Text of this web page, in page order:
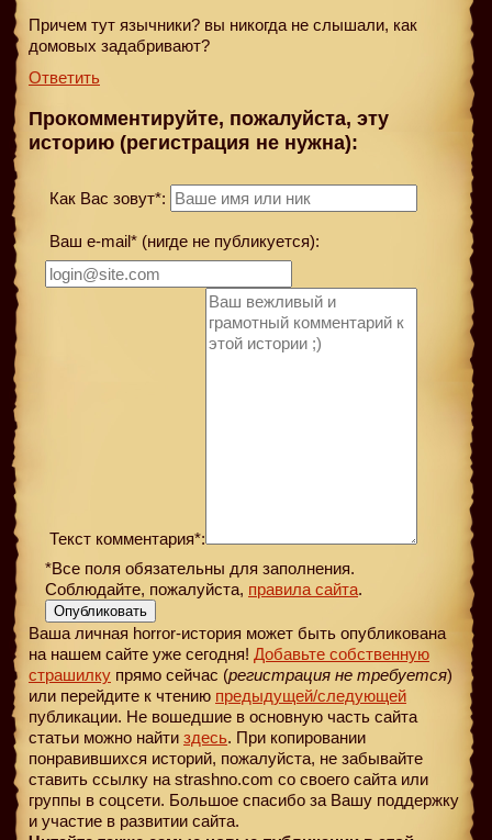
Причем тут язычники? вы никогда не слышали, как
домовых задабривают?
Ответить
Прокомментируйте, пожалуйста, эту
историю (регистрация не нужна):
Как Вас зовут*:
Ваш e-mail* (нигде не публикуется):
Текст комментария*:
*Все поля обязательны для заполнения.
Соблюдайте, пожалуйста, правила сайта.
Опубликовать
Ваша личная horror-история может быть опубликована
на нашем сайте уже сегодня! Добавьте собственную
страшилку прямо сейчас (регистрация не требуется)
или перейдите к чтению предыдущей/следующей
публикации. Не вошедшие в основную часть сайта
статьи можно найти здесь. При копировании
понравившихся историй, пожалуйста, не забывайте
ставить ссылку на strashno.com со своего сайта или
группы в соцсети. Большое спасибо за Вашу поддержку
и участие в развитии сайта.